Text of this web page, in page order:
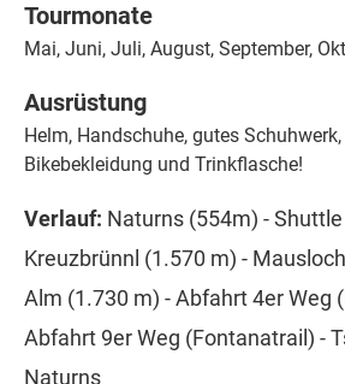
Tourmonate
Mai, Juni, Juli, August, September,
Ausrüstung
Helm, Handschuhe, gutes
Bikebekleidung und Trinkflasche!
Verlauf: Naturns (554m) -
Kreuzbrünnl (1.570 m) -
Alm (1.730 m) - Abfahrt 4er Weg
Abfahrt 9er Weg (Fontanatrail) -
Naturns